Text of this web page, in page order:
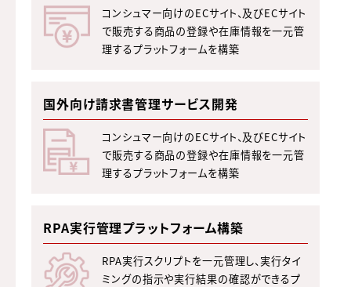
コンシュマー向けのECサイト、及びECサイト
で販売する商品の登録や在庫情報を一元管
理するプラットフォームを構築
国外向け請求書管理サービス開発
コンシュマー向けのECサイト、及びECサイト
で販売する商品の登録や在庫情報を一元管
理するプラットフォームを構築
RPA実行管理プラットフォーム構築
RPA実行スクリプトを一元管理し、実行タイ
ミングの指示や実行結果の確認ができるプ